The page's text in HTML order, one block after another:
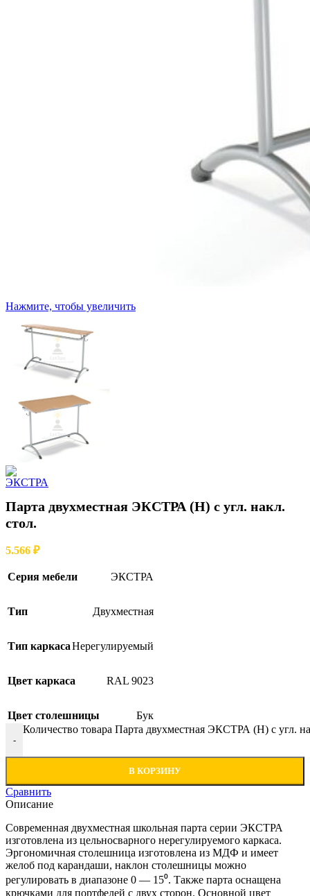
Нажмите, чтобы увеличить
Парта двухместная ЭКСТРА (Н) с угл. накл.
стол.
5.566 ₽
Серия мебели ЭКСТРА
Тип Двухместная
Тип каркасаНерегулируемый
Цвет каркаса RAL 9023
Цвет столешницы Бук
-
Количество товара Парта двухместная ЭКСТРА (Н) с угл.
В КОРЗИНУ
Сравнить
Описание
Современная двухместная школьная парта серии ЭКСТРА
изготовлена из цельносварного нерегулируемого каркаса.
Эргономичная столешница изготовлена из МДФ и имеет
желоб под карандаши, наклон столешницы можно
регулировать в диапазоне 0 — 15⁰. Также парта оснащена
крючками для портфелей с двух сторон. Основной цвет